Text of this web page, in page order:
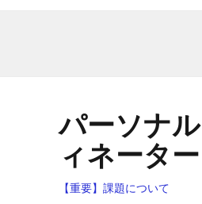
パーソナ
ィネーター
【重要】課題について